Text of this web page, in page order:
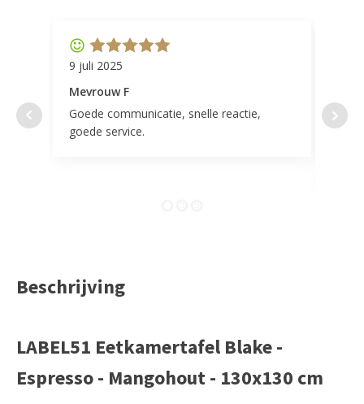
9 juli 2025
Mevrouw F
Goede communicatie, snelle reactie,
goede service.
door
Beschrijving
LABEL51 Eetkamertafel Blake -
Espresso - Mangohout - 130x130 cm